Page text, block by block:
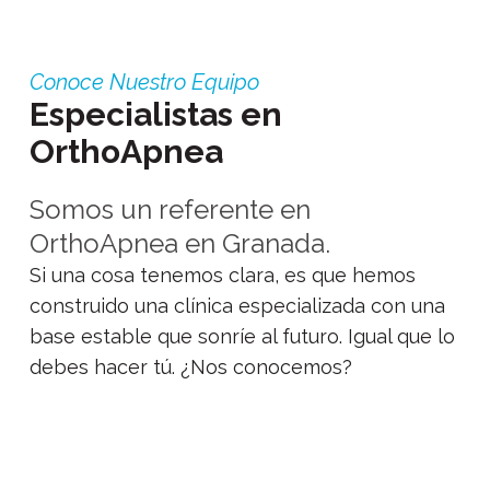
Conoce Nuestro Equipo
Especialistas en
OrthoApnea
Somos un referente en
OrthoApnea en Granada.
Si una cosa tenemos clara, es que hemos
construido una clínica especializada con una
base estable que sonríe al futuro. Igual que lo
debes hacer tú. ¿Nos conocemos?